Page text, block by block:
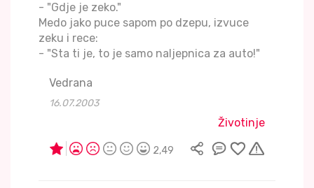
- "Gdje je zeko."
Medo jako puce sapom po dzepu, izvuce
zeku i rece:
- "Sta ti je, to je samo naljepnica za auto!"
Vedrana
16.07.2003
Životinje
2,49